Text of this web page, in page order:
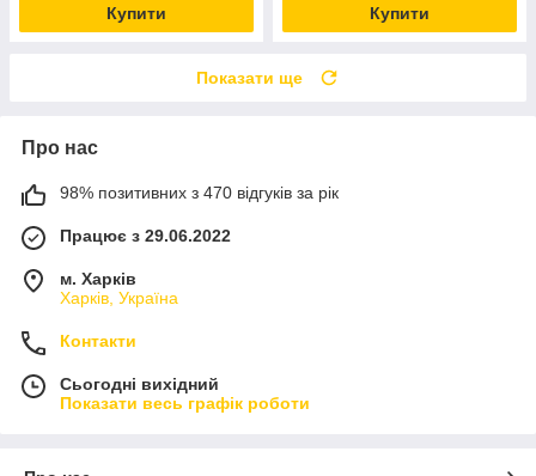
Купити Купити
Показати ще
Про нас
98% позитивних з 470 відгуків за рік
Працює з 29.06.2022
м. Харків
Харків, Україна
Контакти
Сьогодні вихідний
Показати весь графік роботи